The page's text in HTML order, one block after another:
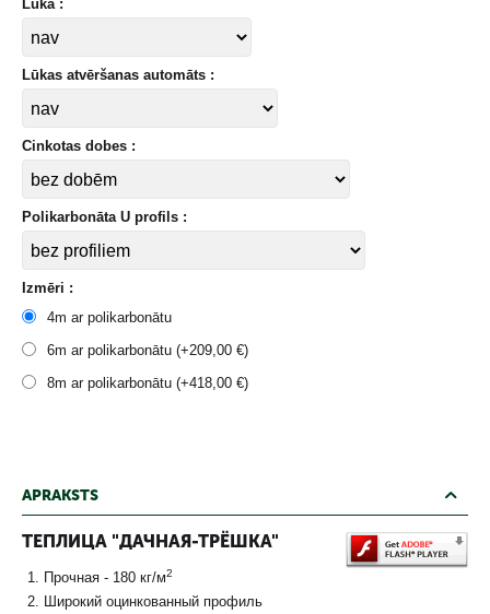
Lūka :
Lūkas atvēršanas automāts :
Cinkotas dobes :
Polikarbonāta U profils :
Izmēri :
4m ar polikarbonātu
6m ar polikarbonātu (+209,00 €)
8m ar polikarbonātu (+418,00 €)
APRAKSTS
ТЕПЛИЦА "ДАЧНАЯ-ТРЁШКА"
Прочная - 180 кг/м2
Широкий оцинкованный профиль